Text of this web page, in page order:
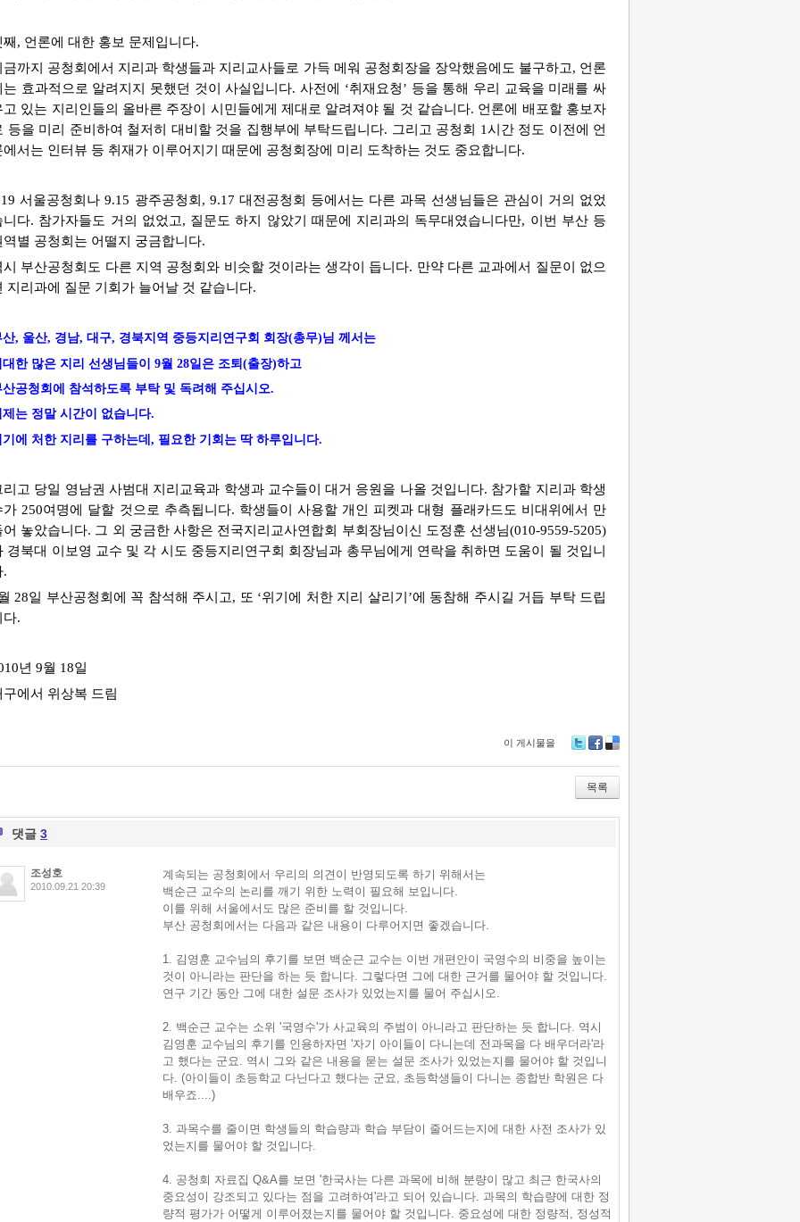
째, 언론에 대한 홍보 문제입니다.
금까지 공청회에서 지리과 학생들과 지리교사들로 가득 메워 공청회장을 장악했음에도 불구하고, 언론
는 효과적으로 알려지지 못했던 것이 사실입니다. 사전에 ‘취재요청’ 등을 통해 우리 교육을 미래를 싸
고 있는 지리인들의 올바른 주장이 시민들에게 제대로 알려져야 될 것 같습니다. 언론에 배포할 홍보자
등을 미리 준비하여 철저히 대비할 것을 집행부에 부탁드립니다. 그리고 공청회 1시간 정도 이전에 언
에서는 인터뷰 등 취재가 이루어지기 때문에 공청회장에 미리 도착하는 것도 중요합니다.
서울공청회나 9.15 광주공청회, 9.17 대전공청회 등에서는 다른 과목 선생님들은 관심이 거의 없었
니다. 참가자들도 거의 없었고, 질문도 하지 않았기 때문에 지리과의 독무대였습니다만, 이번 부산 등
역별 공청회는 어떨지 궁금합니다.
시 부산공청회도 다른 지역 공청회와 비슷할 것이라는 생각이 듭니다. 만약 다른 교과에서 질문이 없으
지리과에 질문 기회가 늘어날 것 같습니다.
산, 울산, 경남, 대구, 경북지역 중등지리연구회 회장(총무)님 께서는
대한 많은 지리 선생님들이 9월 28일은 조퇴(출장)하고
산공청회에 참석하도록 부탁 및 독려해 주십시오.
제는 정말 시간이 없습니다.
기에 처한 지리를 구하는데, 필요한 기회는 딱 하루입니다.
리고 당일 영남권 사범대 지리교육과 학생과 교수들이 대거 응원을 나올 것입니다. 참가할 지리과 학생
가 250여명에 달할 것으로 추측됩니다. 학생들이 사용할 개인 피켓과 대형 플래카드도 비대위에서 만
어 놓았습니다. 그 외 궁금한 사항은 전국지리교사연합회 부회장님이신 도정훈 선생님(010-9559-5205)
경북대 이보영 교수 및 각 시도 중등지리연구회 회장님과 총무님에게 연락을 취하면 도움이 될 것입니
.
28일 부산공청회에 꼭 참석해 주시고, 또 ‘위기에 처한 지리 살리기’에 동참해 주시길 거듭 부탁 드립
다.
년 9월 18일
구에서 위상복 드림
이 게시물을
itte ce
bo
ok
lici
ou
s
목록
댓글 3
조성호
2010.09.21 20:39
계속되는 공청회에서 우리의 의견이 반영되도록 하기 위해서는
백순근 교수의 논리를 깨기 위한 노력이 필요해 보입니다.
이를 위해 서울에서도 많은 준비를 할 것입니다.
부산 공청회에서는 다음과 같은 내용이 다루어지면 좋겠습니다.
1. 김영훈 교수님의 후기를 보면 백순근 교수는 이번 개편안이 국영수의 비중을 높이는
것이 아니라는 판단을 하는 듯 합니다. 그렇다면 그에 대한 근거를 물어야 할 것입니다.
연구 기간 동안 그에 대한 설문 조사가 있었는지를 물어 주십시오.
2. 백순근 교수는 소위 '국영수'가 사교육의 주범이 아니라고 판단하는 듯 합니다. 역시
김영훈 교수님의 후기를 인용하자면 '자기 아이들이 다니는데 전과목을 다 배우더라'라
고 했다는 군요. 역시 그와 같은 내용을 묻는 설문 조사가 있었는지를 물어야 할 것입니
다. (아이들이 초등학교 다닌다고 했다는 군요, 초등학생들이 다니는 종합반 학원은 다
배우죠....)
3. 과목수를 줄이면 학생들의 학습량과 학습 부담이 줄어드는지에 대한 사전 조사가 있
었는지를 물어야 할 것입니다.
4. 공청회 자료집 Q&A를 보면 '한국사는 다른 과목에 비해 분량이 많고 최근 한국사의
중요성이 강조되고 있다는 점을 고려하여'라고 되어 있습니다. 과목의 학습량에 대한 정
량적 평가가 어떻게 이루어졌는지를 물어야 할 것입니다. 중요성에 대한 정량적, 정성적